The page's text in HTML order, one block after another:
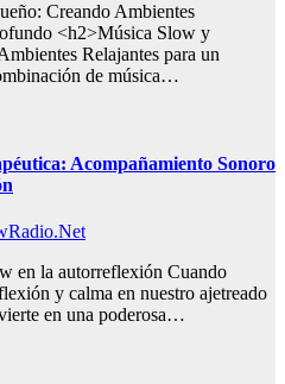
Creando Ambientes
<h2>Música Slow y
Relajantes para un
de música…
Acompañamiento Sonoro
en la autorreflexión Cuando
y calma en nuestro ajetreado
en una poderosa…